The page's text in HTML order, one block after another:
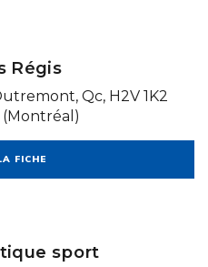
Régis
Qc, H2V 1K2
FICHE
sport